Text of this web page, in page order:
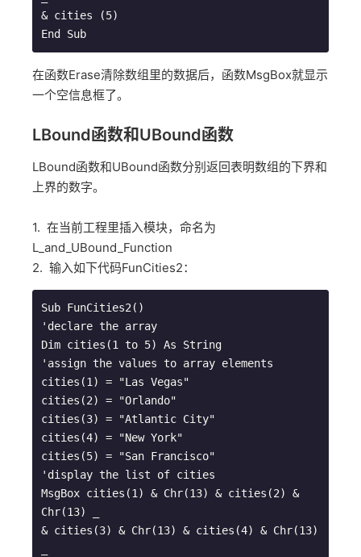
& cities (5)
在函数Erase清除数组里的数据后，函数MsgBox就显示
一个空信息框了。
LBound函数和UBound函数
LBound函数和UBound函数分别返回表明数组的下界和
上界的数字。
1. 在当前工程里插入模块，命名为
L_and_UBound_Function
2. 输入如下代码FunCities2：
Sub FunCities2()
'declare the array
Dim cities(1 to 5) As String
'assign the values to array elements
cities(1) = "Las Vegas"
cities(2) = "Orlando"
cities(3) = "Atlantic City"
cities(4) = "New York"
cities(5) = "San Francisco"
'display the list of cities
MsgBox cities(1) & Chr(13) & cities(2) &
Chr(13) _
& cities(3) & Chr(13) & cities(4) & Chr(13)